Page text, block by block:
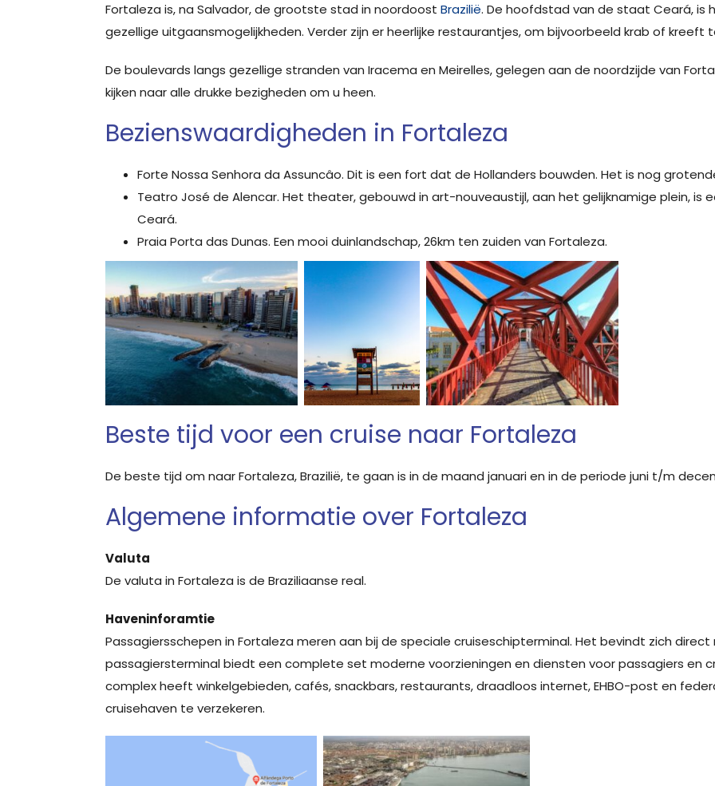
Fortaleza is, na Salvador, de grootste stad in noordoost Brazilië. De hoofdstad van de staat Ceará, is
gezellige uitgaansmogelijkheden. Verder zijn er heerlijke restaurantjes, om bijvoorbeeld krab of kreeft
De boulevards langs gezellige stranden van Iracema en Meirelles, gelegen aan de noordzijde van
kijken naar alle drukke bezigheden om u heen.
Bezienswaardigheden in Fortaleza
Forte Nossa Senhora da Assuncâo. Dit is een fort dat de Hollanders bouwden. Het is nog
Teatro José de Alencar. Het theater, gebouwd in art-nouveaustijl, aan het gelijknamige plein, is
Ceará.
Praia Porta das Dunas. Een mooi duinlandschap, 26km ten zuiden van Fortaleza.
Beste tijd voor een cruise naar Fortaleza
De beste tijd om naar Fortaleza, Brazilië, te gaan is in de maand januari en in de periode juni t/m
Algemene informatie over Fortaleza
Valuta
De valuta in Fortaleza is de Braziliaanse real.
Haveninforamtie
Passagiersschepen in Fortaleza meren aan bij de speciale cruiseschipterminal. Het bevindt zich
passagiersterminal biedt een complete set moderne voorzieningen en diensten voor passagiers en
complex heeft winkelgebieden, cafés, snackbars, restaurants, draadloos internet, EHBO-post en
cruisehaven te verzekeren.